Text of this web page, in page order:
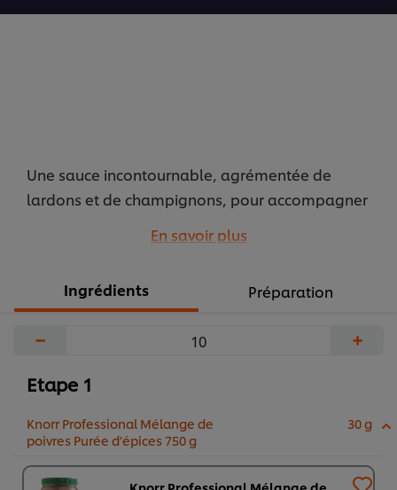
Une sauce incontournable, agrémentée de
lardons et de champignons, pour accompagner
porc, bœuf ou volaille.
En savoir plus
Ingrédients Préparation
− +
Etape 1
Knorr Professional Mélange de
poivres Purée d’épices 750 g
30 g